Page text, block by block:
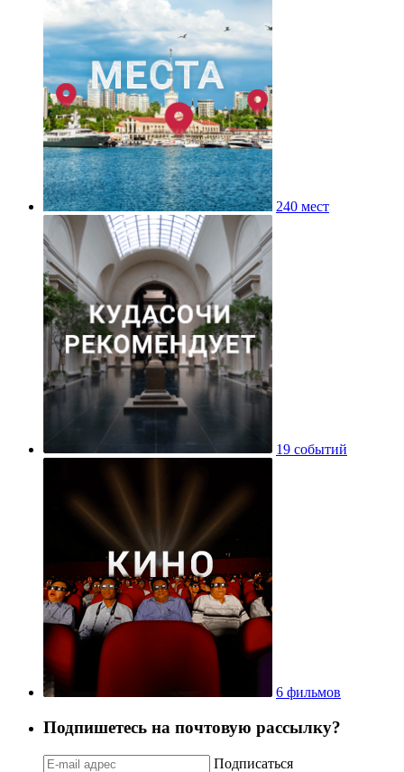
240 мест
19 событий
6 фильмов
Подпишетесь на почтовую рассылку?
Подписаться